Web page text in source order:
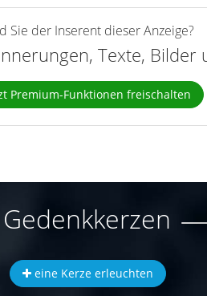
Sie der Inserent dieser Anzeige?
Texte,
Premium-Funktionen freischalten
Gedenkkerzen
eine Kerze erleuchten